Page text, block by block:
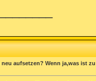
aufsetzen? Wenn ja,was ist